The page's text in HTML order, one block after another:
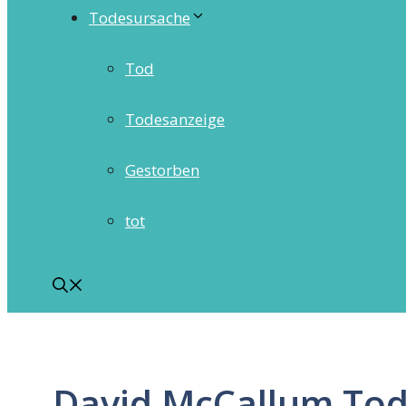
Todesursache
Tod
Todesanzeige
Gestorben
tot